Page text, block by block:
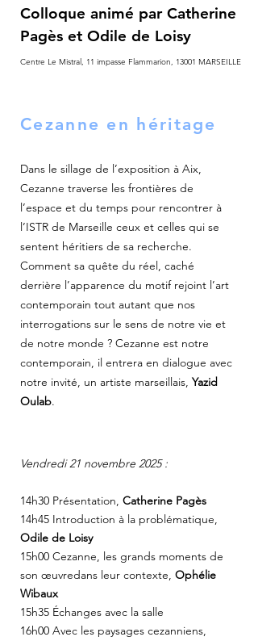
Colloque animé par Catherine
Pagès et Odile de Loisy
Centre Le Mistral, 11 impasse Flammarion, 13001 MARSEILLE
Cezanne en héritage
Dans le sillage de l’exposition à Aix,
Cezanne traverse les frontières de
l’espace et du temps pour rencontrer à
l’ISTR de Marseille ceux et celles qui se
sentent héritiers de sa recherche.
Comment sa quête du réel, caché
derrière l’apparence du motif rejoint l’art
contemporain tout autant que nos
interrogations sur le sens de notre vie et
de notre monde ? Cezanne est notre
contemporain, il entrera en dialogue avec
notre invité, un artiste marseillais, Yazid
Oulab.
Vendredi 21 novembre 2025 :
14h30 Présentation, Catherine Pagès
14h45 Introduction à la problématique,
Odile de Loisy
15h00 Cezanne, les grands moments de
son œuvredans leur contexte, Ophélie
Wibaux
15h35 Échanges avec la salle
16h00 Avec les paysages cezanniens,